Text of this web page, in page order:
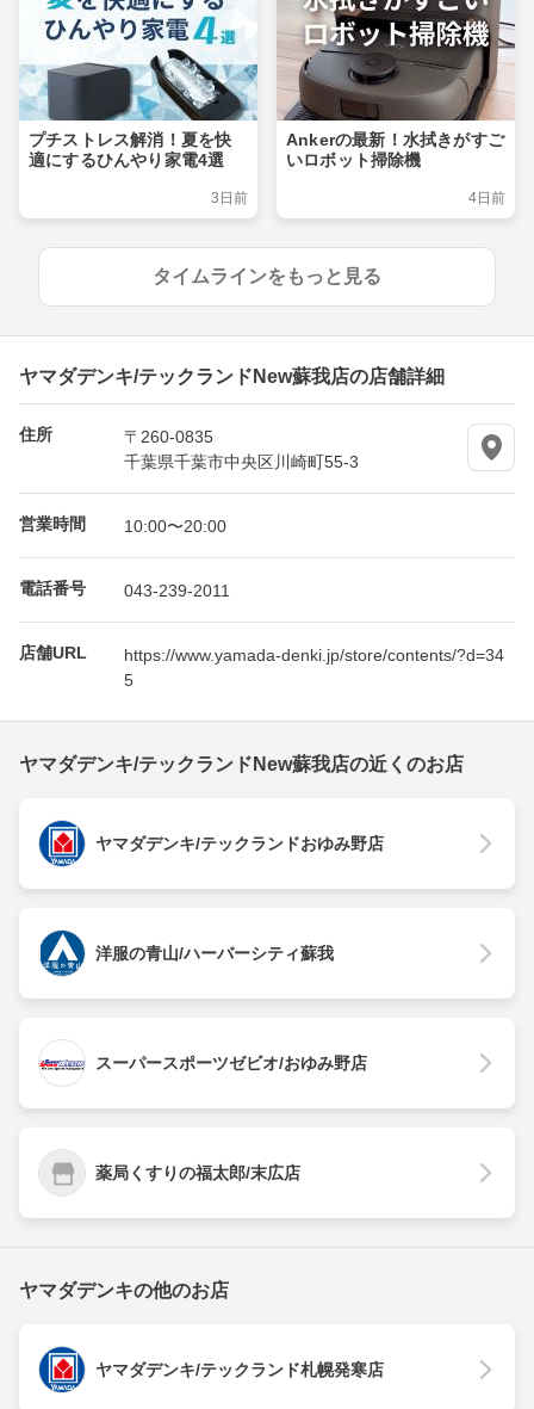
プチストレス解消！夏を快
適にするひんやり家電4選
3日前
Ankerの最新！水拭きがすご
いロボット掃除機
4日前
タイムラインをもっと見る
ヤマダデンキ/テックランドNew蘇我店の店舗詳細
住所
〒260-0835
千葉県千葉市中央区川崎町55-3
営業時間 10:00〜20:00
電話番号 043-239-2011
店舗URL
https://www.yamada-denki.jp/store/contents/?d=34
5
ヤマダデンキ/テックランドNew蘇我店の近くのお店
ヤマダデンキ/テックランドおゆみ野店
洋服の青山/ハーバーシティ蘇我
スーパースポーツゼビオ/おゆみ野店
薬局くすりの福太郎/末広店
ヤマダデンキの他のお店
ヤマダデンキ/テックランド札幌発寒店